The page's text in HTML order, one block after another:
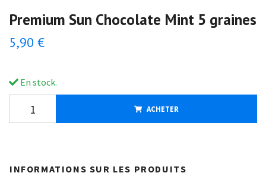
Premium Sun Chocolate Mint 5 graines
5,90 €
En stock.
ACHETER
INFORMATIONS SUR LES PRODUITS